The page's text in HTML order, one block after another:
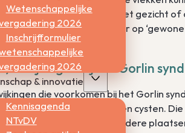
Wetenschappelijke
2026
Inschrijfformulier
2026
& innovatie
Kennisagenda
NTvDV
in de nek, de hals, in het gezicht
gaan de huidvlekken meer op
in aantal toe.
bij het Gorlin
die voorkomen bij het Gorlin
huidgezwellen en cysten.
Gorlin syndroom ook op andere